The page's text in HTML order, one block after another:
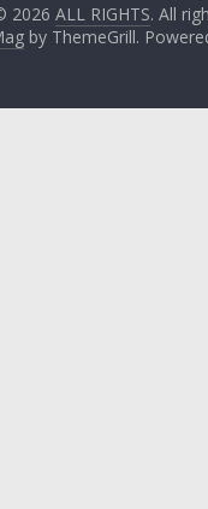
2026 ALL RIGHTS. All
by ThemeGrill.